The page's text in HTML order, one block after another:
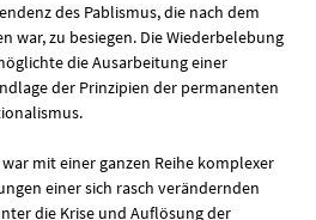
des Pablismus, die nach dem
war, zu besiegen. Die Wiederbelebung
die Ausarbeitung einer
der Prinzipien der permanenten
mit einer ganzen Reihe komplexer
einer sich rasch verändernden
die Krise und Auflösung der